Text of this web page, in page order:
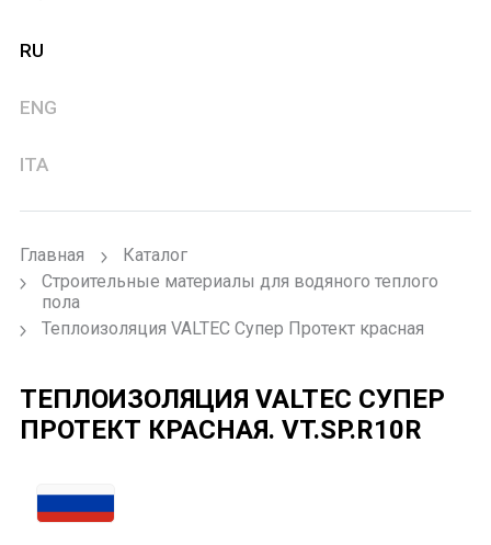
RU
ENG
ITA
Главная
Каталог
Строительные материалы для водяного теплого
пола
Теплоизоляция VALTEC Супер Протект красная
ТЕПЛОИЗОЛЯЦИЯ VALTEC СУПЕР
ПРОТЕКТ КРАСНАЯ. VT.SP.R10R